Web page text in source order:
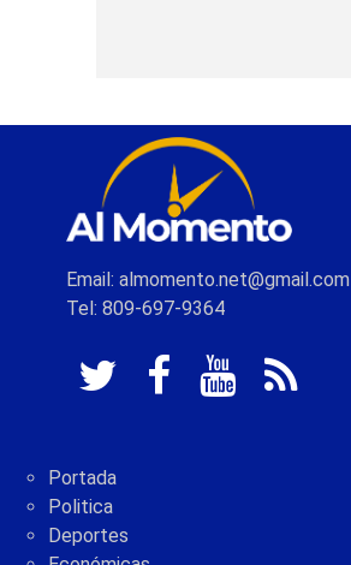
Email: almomento.net@gmail.com
Tel: 809-697-9364
Portada
Politica
Deportes